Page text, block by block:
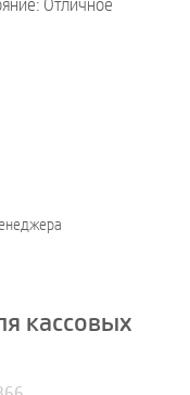
Отличное
кассовых